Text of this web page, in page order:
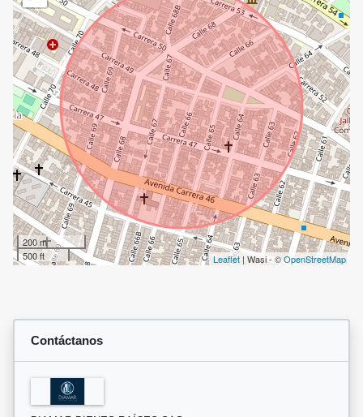
200 m
500 ft
Leaflet | Wasi - ©OpenStreetMap
Contáctanos